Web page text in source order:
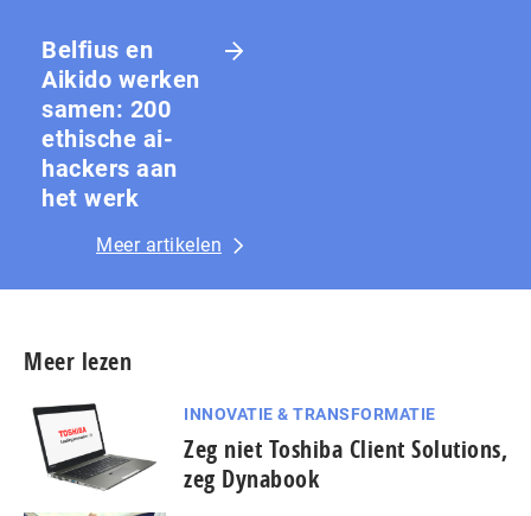
Belfius en
Aikido werken
samen: 200
ethische ai-
hackers aan
het werk
Meer artikelen
Meer lezen
INNOVATIE & TRANSFORMATIE
Zeg niet Toshiba Client Solutions,
zeg Dynabook